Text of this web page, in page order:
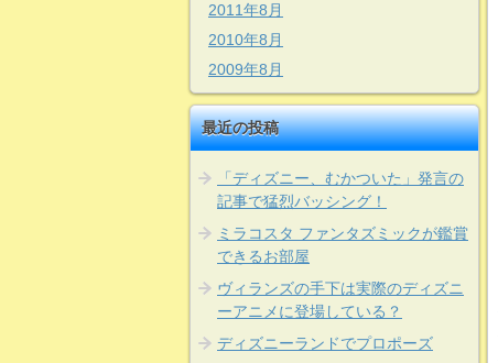
2011年8月
2010年8月
2009年8月
最近の投稿
「ディズニー、むかついた」発言の
記事で猛烈バッシング！
ミラコスタ ファンタズミックが鑑賞
できるお部屋
ヴィランズの手下は実際のディズニ
ーアニメに登場している？
ディズニーランドでプロポーズ